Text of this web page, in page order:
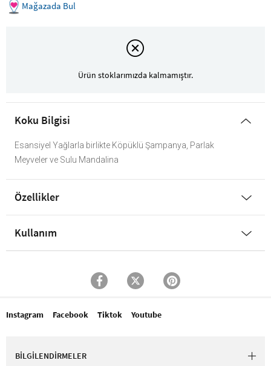
Mağazada Bul
Ürün stoklarımızda kalmamıştır.
Koku Bilgisi
Esansiyel Yağlarla birlikte Köpüklü Şampanya, Parlak
Meyveler ve Sulu Mandalina
Özellikler
Kullanım
Instagram Facebook Tiktok Youtube
BİLGİLENDİRMELER